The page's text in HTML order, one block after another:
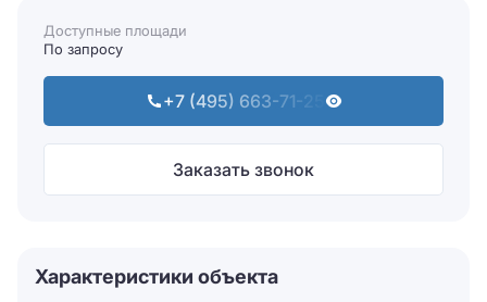
Доступные площади
По запросу
+7 (495) 663-71-25
Заказать звонок
Характеристики объекта